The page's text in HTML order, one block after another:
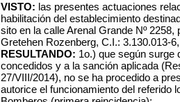
VISTO: las presentes actuaciones
habilitación del establecimiento
sito en la calle Arenal Grande Nº
Gretehen Rozenberg, C.I.: 3.130.013-
RESULTANDO: 1o.) que según surge
concedidos y a la sanción aplicada
27/VIII/2014), no se ha procedido a
autorice el funcionamiento del referido